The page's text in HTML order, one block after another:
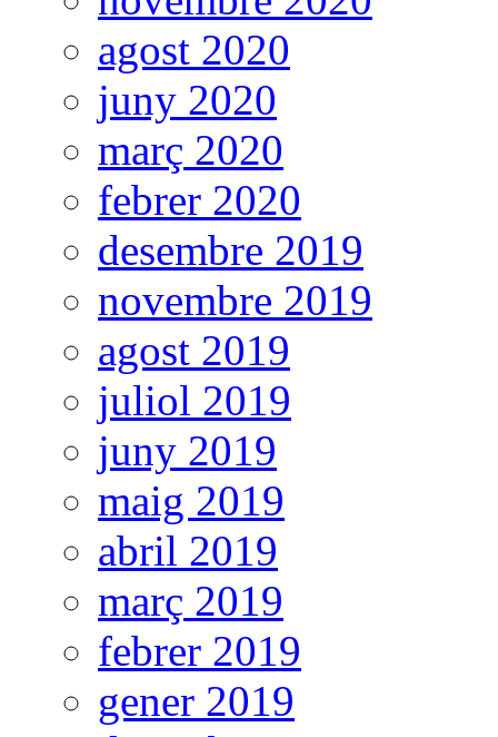
agost 2020
juny 2020
març 2020
febrer 2020
desembre 2019
novembre 2019
agost 2019
juliol 2019
juny 2019
maig 2019
abril 2019
març 2019
febrer 2019
gener 2019